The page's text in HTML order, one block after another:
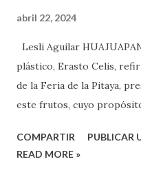
abril 22, 2024
Lesli Aguilar
plástico, Erasto Celis,
de la Feria de la Pitaya,
este frutos, cuyo
´pitayo´. Celis, dijo que
COMPARTIR
PUBLICAR
READ MORE »